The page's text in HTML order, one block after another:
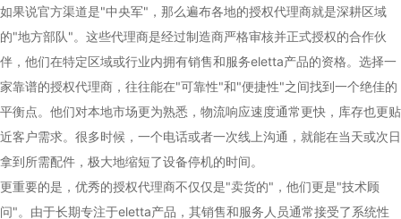
如果说官方渠道是"中央军"，那么遍布各地的授权代理商就是深耕区域
的"地方部队"。这些代理商是经过制造商严格审核并正式授权的合作伙
伴，他们在特定区域或行业内拥有销售和服务eletta产品的资格。选择一
家靠谱的授权代理商，往往能在"可靠性"和"便捷性"之间找到一个绝佳的
平衡点。他们对本地市场更为熟悉，物流响应速度通常更快，库存也更贴
近客户需求。很多时候，一个电话或者一次线上沟通，就能在当天或次日
拿到所需配件，极大地缩短了设备停机的时间。
更重要的是，优秀的授权代理商不仅仅是"卖货的"，他们更是"技术顾
问"。由于长期专注于eletta产品，其销售和服务人员通常接受了系统性